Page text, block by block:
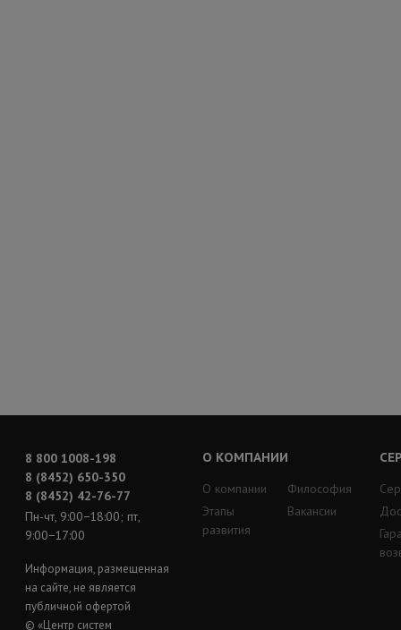
8 800 1008-198
8 (8452) 650-350
8 (8452) 42-76-77
Пн-чт, 9:00−18:00; пт,
9:00−17:00
Информация, размещенная
на сайте, не является
публичной офертой
© «Центр систем
О КОМПАНИИ
О компании
Этапы
развития
Философия
Вакансии